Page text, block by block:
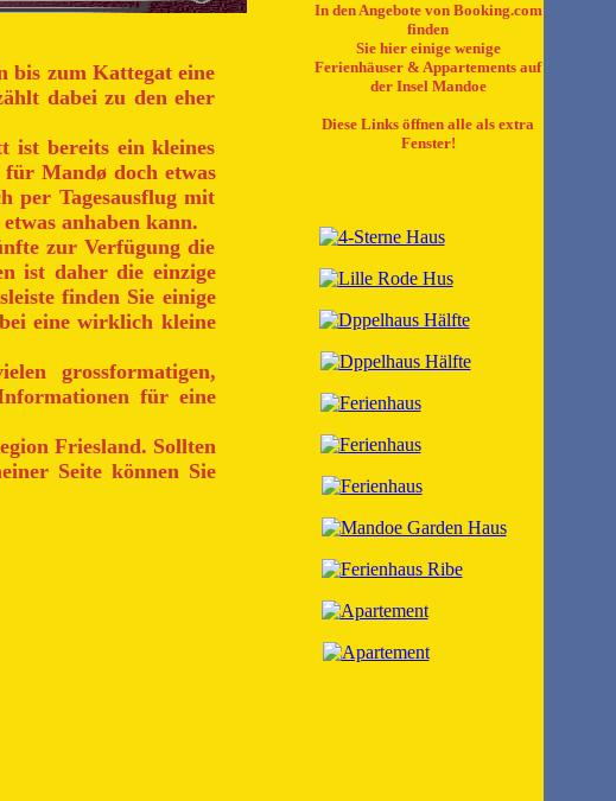
bis zum Kattegat eine
dabei zu den eher
ist bereits ein kleines
für Mandø doch etwas
per Tagesausflug mit
anhaben kann.
zur Verfügung die
ist daher die einzige
finden Sie einige
eine wirklich kleine
grossformatigen,
für eine
Friesland. Sollten
Seite können Sie
In den Angebote von Booking.com
finden
Sie hier einige wenige
Ferienhäuser & Appartements auf
der Insel Mandoe
Diese Links öffnen alle als extra
Fenster!